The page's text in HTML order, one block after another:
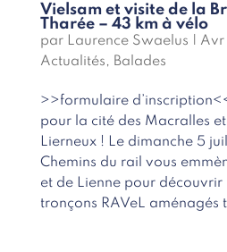
Vielsam et visite de la
Tharée – 43 km à vélo
par Laurence Swaelus Avr
Actualités, Balades
>>formulaire
pour la cité des Macralles
Lierneux ! Le dimanche 5
Chemins du rail vous
et de Lienne pour découvrir
tronçons RAVeL aménagés